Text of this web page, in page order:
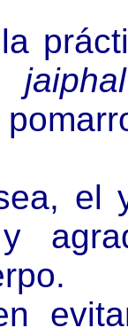
jaiphal
el
y